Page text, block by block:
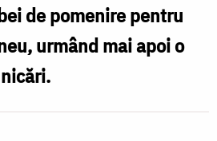
de pomenire pentru
urmând mai apoi o